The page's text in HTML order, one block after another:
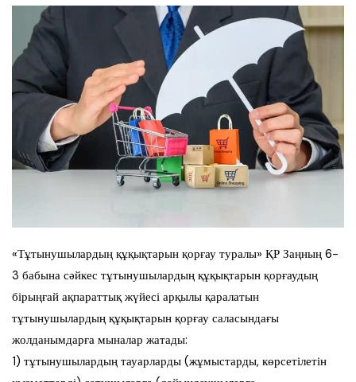
«Тұтынушылардың құқықтарын қорғау туралы» ҚР Заңның 6-
3 бабына сәйкес тұтынушылардың құқықтарын қорғаудың
бірыңғай ақпараттық жүйесі арқылы қаралатын
тұтынушылардың құқықтарын қорғау саласындағы
жолданымдарға мыналар жатады:
1) тұтынушылардың тауарларды (жұмыстарды, көрсетілетін